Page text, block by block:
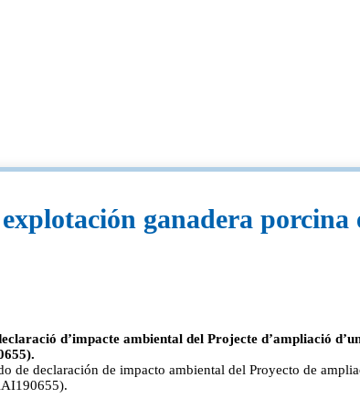
ganadera porcina
d’impacte ambiental del Projecte d’ampliació
declaración de impacto ambiental del Proyecto de